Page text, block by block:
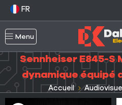
FR
Menu
Sennheiser E845-S
dynamique équipé
Accueil